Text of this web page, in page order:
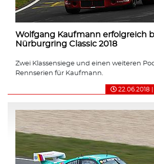
Wolfgang Kaufmann erfolgreich
Nürburgring Classic 2018
Zwei Klassensiege und einen weiteren
Rennserien für Kaufmann.
22.06.2018